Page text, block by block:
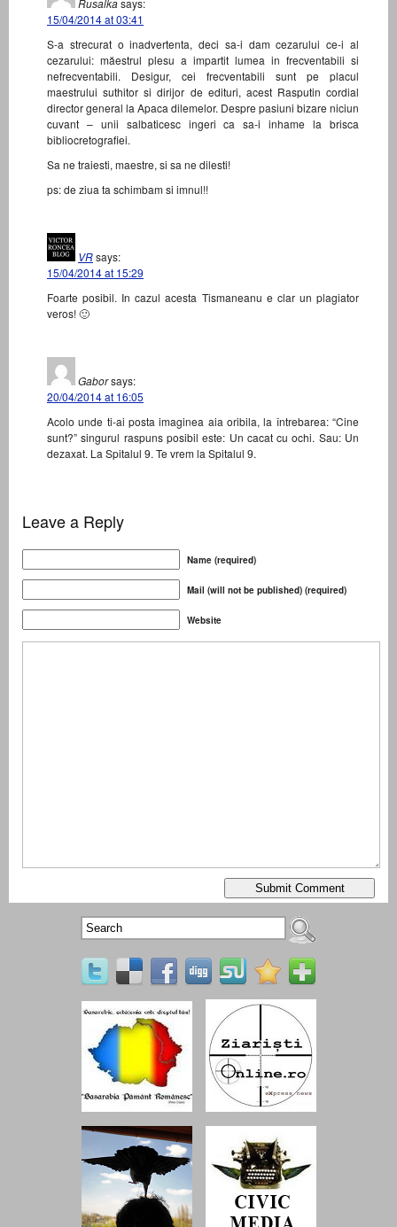
15/04/2014 at 03:41
S-a strecurat o inadvertenta, deci sa-i dam cezarului ce-i al
cezarului: măestrul plesu a impartit lumea in frecventabili si
nefrecventabili. Desigur, cei frecventabili sunt pe placul
maestrului suthitor si dirijor de edituri, acest Rasputin cordial
director general la Apaca dilemelor. Despre pasiuni bizare niciun
cuvant – unii salbaticesc ingeri ca sa-i inhame la brisca
bibliocretografiei.
Sa ne traiesti, maestre, si sa ne dilesti!
ps: de ziua ta schimbam si imnul!!
VRsays:
15/04/2014 at 15:29
Foarte posibil. In cazul acesta Tismaneanu e clar un plagiator
veros! 🙂
Gaborsays:
20/04/2014 at 16:05
Acolo unde ti-ai posta imaginea aia oribila, la întrebarea: “Cine
sunt?” singurul raspuns posibil este: Un cacat cu ochi. Sau: Un
dezaxat. La Spitalul 9. Te vrem la Spitalul 9.
Leave a Reply
Name (required)
Mail (will not be published) (required)
Website